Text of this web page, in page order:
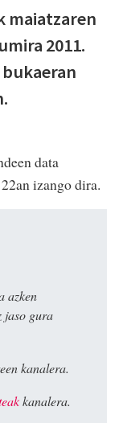
maiatzaren
2011.
data
izango dira.
azken
jaso gura
kanalera.
kanalera.